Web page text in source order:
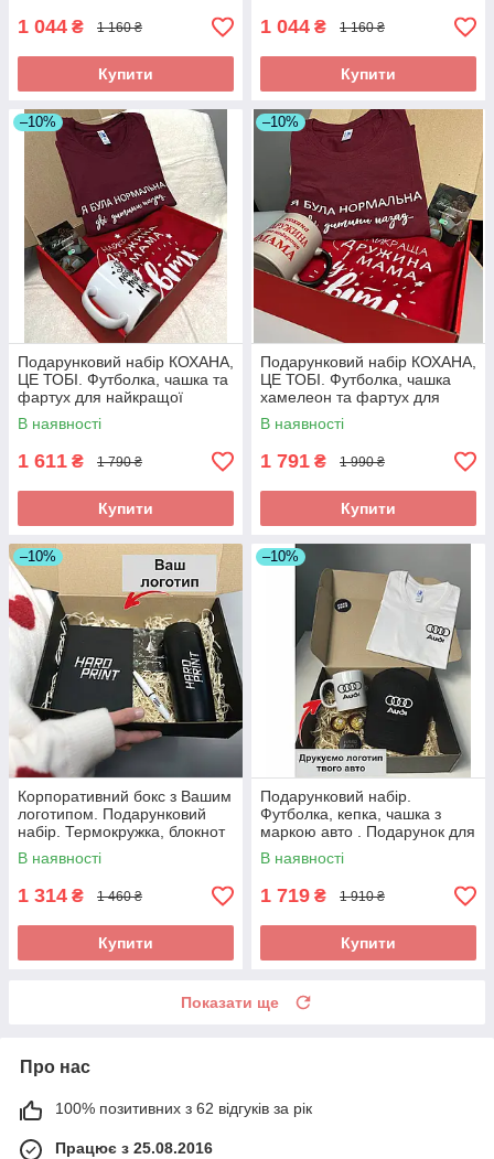
1 044 ₴ 1 160 ₴
Купити
1 044 ₴ 1 160 ₴
Купити
–10%
Подарунковий набір КОХАНА,
ЦЕ ТОБІ. Футболка, чашка та
фартух для найкращої
дружини та мами.
В наявності
1 611 ₴ 1 790 ₴
Купити
–10%
Подарунковий набір КОХАНА,
ЦЕ ТОБІ. Футболка, чашка
хамелеон та фартух для
найкращої дружини та мами.
В наявності
1 791 ₴ 1 990 ₴
Купити
–10%
Корпоративний бокс з Вашим
логотипом. Подарунковий
набір. Термокружка, блокнот
та ручка.
В наявності
1 314 ₴ 1 460 ₴
Купити
–10%
Подарунковий набір.
Футболка, кепка, чашка з
маркою авто . Подарунок для
чоловіка з логотипом
Audi(Ауді)
В наявності
1 719 ₴ 1 910 ₴
Купити
Показати ще
Про нас
100% позитивних з 62 відгуків за рік
Працює з 25.08.2016